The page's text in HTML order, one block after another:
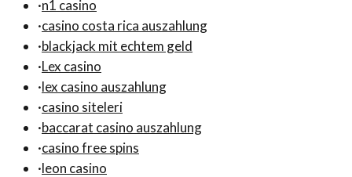
·n1 casino
·casino costa rica auszahlung
·blackjack mit echtem geld
·Lex casino
·lex casino auszahlung
·casino siteleri
·baccarat casino auszahlung
·casino free spins
·leon casino